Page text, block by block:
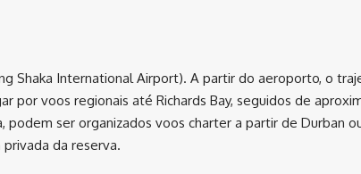
Shaka International Airport). A partir do aeroporto, o
por voos regionais até Richards Bay, seguidos de
podem ser organizados voos charter a partir de Durban
da reserva.